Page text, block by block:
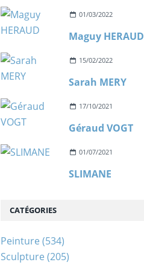
01/03/2022
Maguy HERAUD
15/02/2022
Sarah MERY
17/10/2021
Géraud VOGT
01/07/2021
SLIMANE
CATÉGORIES
Peinture (534)
Sculpture (205)